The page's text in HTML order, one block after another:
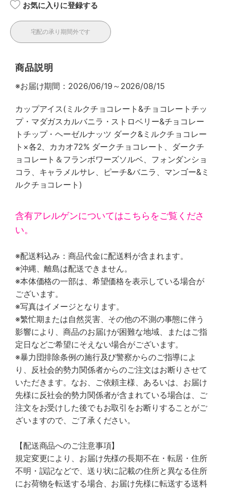
お気に入りに登録する
宅配の承り期間外です
商品説明
※お届け期間：2026/06/19～2026/08/15
カップアイス(ミルクチョコレート&チョコレートチッ
プ・マダガスカルバニラ・ストロベリー&チョコレー
トチップ・ヘーゼルナッツ ダーク&ミルクチョコレー
ト×各2、カカオ72% ダークチョコレート、ダークチ
ョコレート＆フランボワーズソルベ、フォンダンショ
コラ、キャラメルサレ、ピーチ&バニラ、マンゴー&ミ
ルクチョコレート)
含有アレルゲンについてはこちらをご覧くださ
い。
※配送料込み：商品代金に配送料が含まれます。
※沖縄、離島は配送できません。
※本体価格の一部は、希望価格を表示している場合が
ございます。
※写真はイメージとなります。
※繁忙期または自然災害、その他の不測の事態に伴う
影響により、商品のお届けが困難な地域、またはご指
定日などご希望にそえない場合がございます。
※暴力団排除条例の施行及び警察からのご指導によ
り、反社会的勢力関係者からのご注文はお断りさせて
いただきます。なお、ご依頼主様、あるいは、お届け
先様に反社会的勢力関係者が含まれている場合は、ご
注文をお受けした後でもお取引をお断りすることがご
ざいますので、ご了承ください。
【配送商品へのご注意事項】
規定変更により、お届け先様の長期不在・転居・住所
不明・誤記などで、送り状に記載の住所と異なる住所
にお荷物を転送する場合、お届け先様に転送する送料